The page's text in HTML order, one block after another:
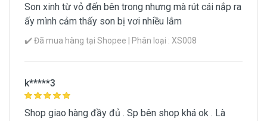
Son xinh từ vỏ đến bên trong nhưng mà rút cái nắp ra
ấy mình cảm thấy son bị vơi nhiều lắm
✔️ Đã mua hàng tại Shopee | Phân loại : XS008
k*****3
Shop giao hàng đầy đủ . Sp bên shop khá ok . Là